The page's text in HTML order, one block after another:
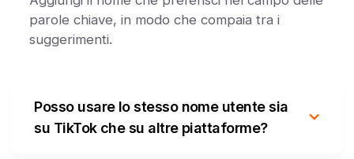
parole chiave, in modo che compaia tra i
suggerimenti.
Posso usare lo stesso nome utente sia
su TikTok che su altre piattaforme?